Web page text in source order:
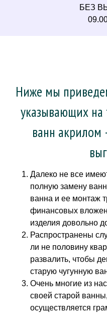
БЕЗ
Ниже мы
указывающих на
ванн акрилом
Далеко не все
полную замену
ванна и ее монтаж
финансовых
изделия довольно
Распространены
ли не половину
развалить, чтобы
старую чугунную
Очень многие из
своей старой
осуществляется